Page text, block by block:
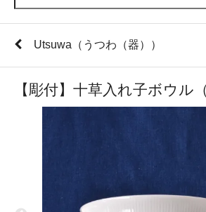
Utsuwa（うつわ（器））
【彫付】十草入れ子ボウル（